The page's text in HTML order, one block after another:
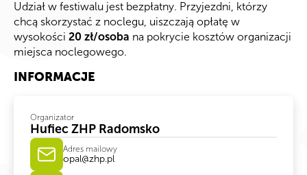
Udział w festiwalu jest bezpłatny. Przyjezdni, którzy
chcą skorzystać z noclegu, uiszczają opłatę w
wysokości 20 zł/osoba na pokrycie kosztów organizacji
miejsca noclegowego.
INFORMACJE
Organizator
Hufiec ZHP Radomsko
Adres mailowy
opal@zhp.pl